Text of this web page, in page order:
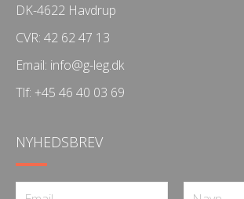
DK-4622 Havdrup
CVR: 42 62 47 13
Email: info@g-leg.dk
Tlf: +45 46 40 03 69
NYHEDSBREV